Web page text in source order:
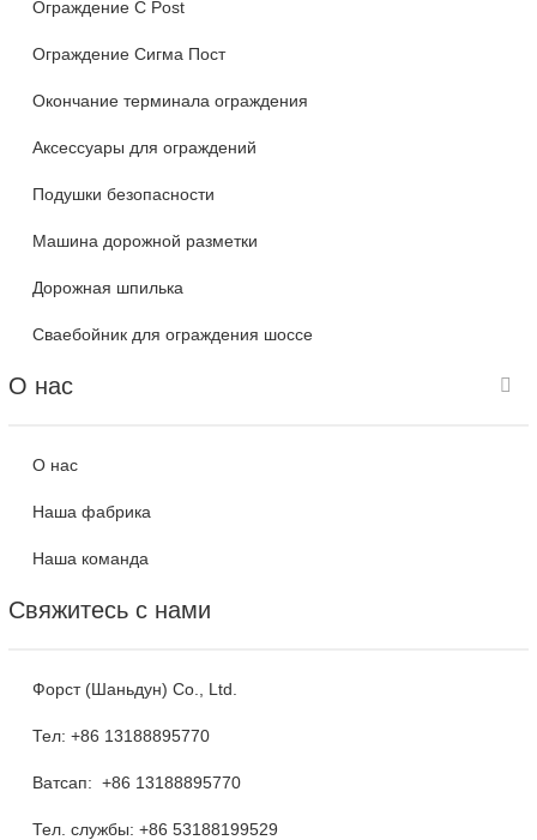
Ограждение C Post
Ограждение Сигма Пост
Окончание терминала ограждения
Аксессуары для ограждений
Подушки безопасности
Машина дорожной разметки
Дорожная шпилька
Сваебойник для ограждения шоссе
О нас
О нас
Наша фабрика
Наша команда
Свяжитесь с нами
Форст (Шаньдун) Co., Ltd.
Тел: +86 13188895770
Ватсап: +86 13188895770
Тел. службы: +86 53188199529